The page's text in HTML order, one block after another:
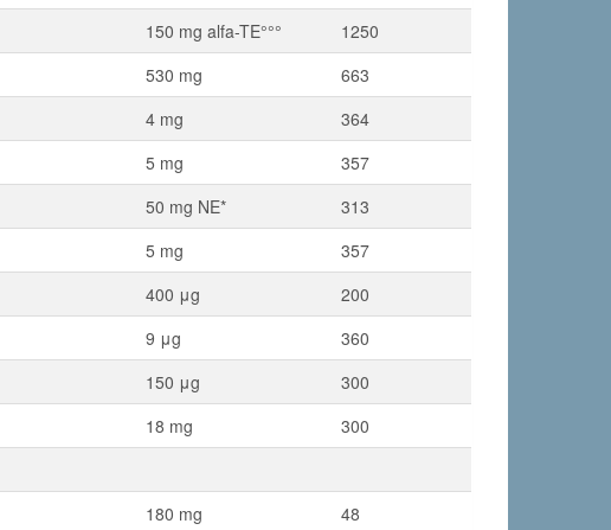
150 mg alfa-TE°°°
1250
530 mg
663
4 mg
364
5 mg
357
50 mg NE*
313
5 mg
357
400 μg
200
9 μg
360
150 μg
300
18 mg
300
180 mg
48